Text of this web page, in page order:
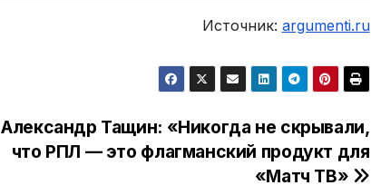
Источник: argumenti.ru
Александр Тащин: «Никогда не скрывали,
что РПЛ — это флагманский продукт для
«Матч ТВ»